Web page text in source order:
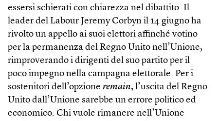
essersi schierati con chiarezza nel dibattito. Il
leader del Labour Jeremy Corbyn il 14 giugno ha
rivolto un appello ai suoi elettori affinché votino
per la permanenza del Regno Unito nell’Unione,
rimproverando i dirigenti del suo partito per il
poco impegno nella campagna elettorale. Per i
sostenitori dell’opzione remain, l’uscita del Regno
Unito dall’Unione sarebbe un errore politico ed
economico. Chi vuole rimanere nell’Unione